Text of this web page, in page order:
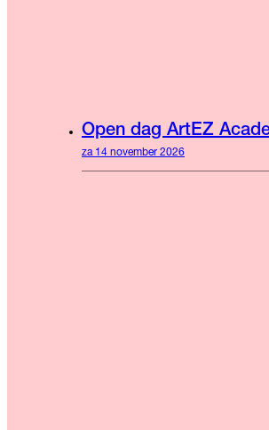
Open dag ArtEZ
za 14 november 2026